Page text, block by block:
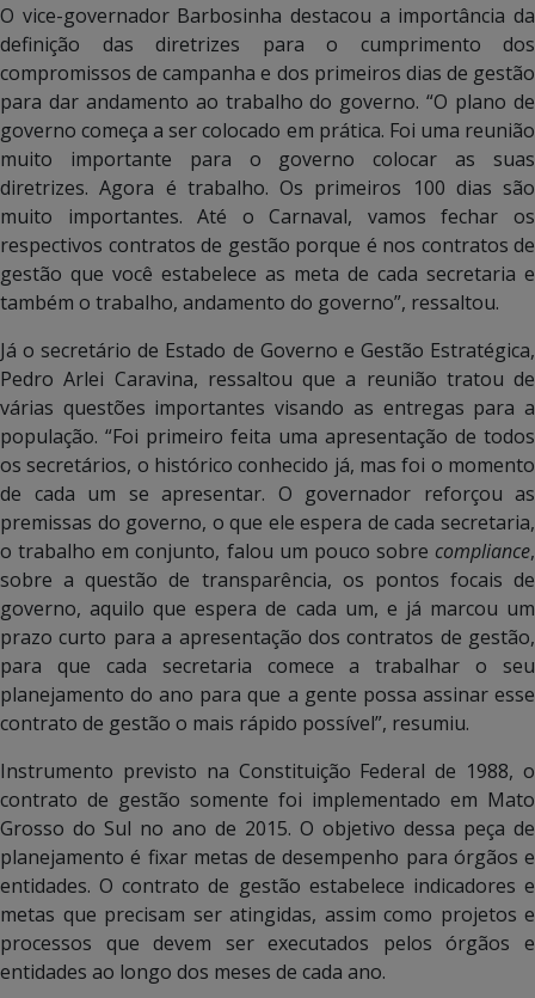
O vice-governador Barbosinha destacou a importância da
definição das diretrizes para o cumprimento dos
compromissos de campanha e dos primeiros dias de gestão
para dar andamento ao trabalho do governo. “O plano de
governo começa a ser colocado em prática. Foi uma reunião
muito importante para o governo colocar as suas
diretrizes. Agora é trabalho. Os primeiros 100 dias são
muito importantes. Até o Carnaval, vamos fechar os
respectivos contratos de gestão porque é nos contratos de
gestão que você estabelece as meta de cada secretaria e
também o trabalho, andamento do governo”, ressaltou.
Já o secretário de Estado de Governo e Gestão Estratégica,
Pedro Arlei Caravina, ressaltou que a reunião tratou de
várias questões importantes visando as entregas para a
população. “Foi primeiro feita uma apresentação de todos
os secretários, o histórico conhecido já, mas foi o momento
de cada um se apresentar. O governador reforçou as
premissas do governo, o que ele espera de cada secretaria,
o trabalho em conjunto, falou um pouco sobre compliance,
sobre a questão de transparência, os pontos focais de
governo, aquilo que espera de cada um, e já marcou um
prazo curto para a apresentação dos contratos de gestão,
para que cada secretaria comece a trabalhar o seu
planejamento do ano para que a gente possa assinar esse
contrato de gestão o mais rápido possível”, resumiu.
Instrumento previsto na Constituição Federal de 1988, o
contrato de gestão somente foi implementado em Mato
Grosso do Sul no ano de 2015. O objetivo dessa peça de
planejamento é fixar metas de desempenho para órgãos e
entidades. O contrato de gestão estabelece indicadores e
metas que precisam ser atingidas, assim como projetos e
processos que devem ser executados pelos órgãos e
entidades ao longo dos meses de cada ano.